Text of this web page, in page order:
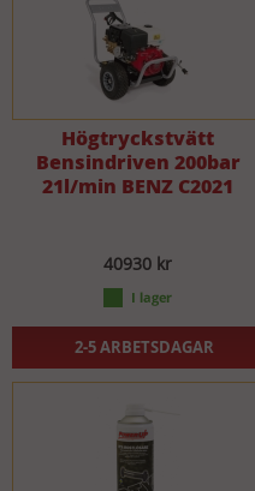
Högtryckstvätt
Bensindriven 200bar
21l/min BENZ C2021
40930 kr
2-5 ARBETSDAGAR